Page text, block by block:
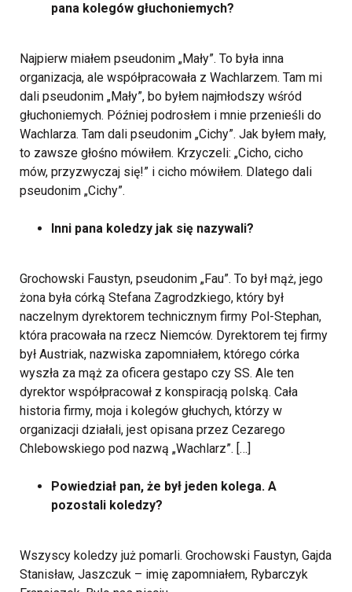
pana kolegów głuchoniemych?
Najpierw miałem pseudonim „Mały”. To była inna
organizacja, ale współpracowała z Wachlarzem. Tam mi
dali pseudonim „Mały”, bo byłem najmłodszy wśród
głuchoniemych. Później podrosłem i mnie przenieśli do
Wachlarza. Tam dali pseudonim „Cichy”. Jak byłem mały,
to zawsze głośno mówiłem. Krzyczeli: „Cicho, cicho
mów, przyzwyczaj się!” i cicho mówiłem. Dlatego dali
pseudonim „Cichy”.
Inni pana koledzy jak się nazywali?
Grochowski Faustyn, pseudonim „Fau”. To był mąż, jego
żona była córką Stefana Zagrodzkiego, który był
naczelnym dyrektorem technicznym firmy Pol-Stephan,
która pracowała na rzecz Niemców. Dyrektorem tej firmy
był Austriak, nazwiska zapomniałem, którego córka
wyszła za mąż za oficera gestapo czy SS. Ale ten
dyrektor współpracował z konspiracją polską. Cała
historia firmy, moja i kolegów głuchych, którzy w
organizacji działali, jest opisana przez Cezarego
Chlebowskiego pod nazwą „Wachlarz”. […]
Powiedział pan, że był jeden kolega. A
pozostali koledzy?
Wszyscy koledzy już pomarli. Grochowski Faustyn, Gajda
Stanisław, Jaszczuk – imię zapomniałem, Rybarczyk